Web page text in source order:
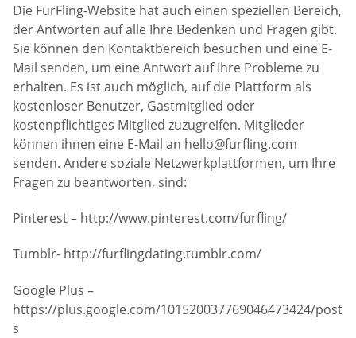
Die FurFling-Website hat auch einen speziellen Bereich,
der Antworten auf alle Ihre Bedenken und Fragen gibt.
Sie können den Kontaktbereich besuchen und eine E-
Mail senden, um eine Antwort auf Ihre Probleme zu
erhalten. Es ist auch möglich, auf die Plattform als
kostenloser Benutzer, Gastmitglied oder
kostenpflichtiges Mitglied zuzugreifen. Mitglieder
können ihnen eine E-Mail an hello@furfling.com
senden. Andere soziale Netzwerkplattformen, um Ihre
Fragen zu beantworten, sind:
Pinterest – http://www.pinterest.com/furfling/
Tumblr- http://furflingdating.tumblr.com/
Google Plus –
https://plus.google.com/101520037769046473424/post
s